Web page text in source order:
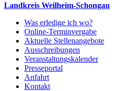
Landkreis Weilheim-Schongau
Was erledige ich wo?
Online-Terminvergabe
Aktuelle Stellenangebote
Ausschreibungen
Veranstaltungskalender
Presseportal
Anfahrt
Kontakt